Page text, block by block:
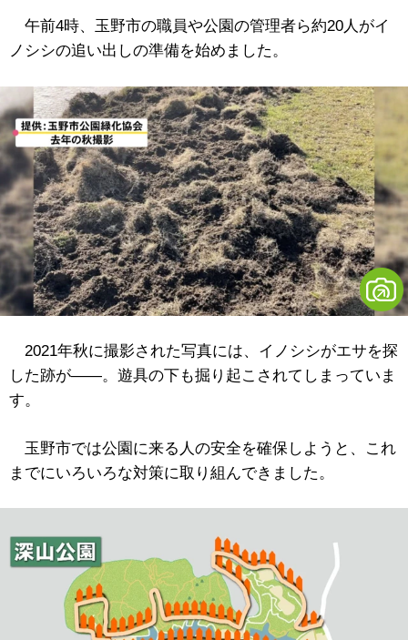
午前4時、玉野市の職員や公園の管理者ら約20人がイ
ノシシの追い出しの準備を始めました。
2021年秋に撮影された写真には、イノシシがエサを探
した跡が――。遊具の下も掘り起こされてしまっていま
す。
玉野市では公園に来る人の安全を確保しようと、これ
までにいろいろな対策に取り組んできました。